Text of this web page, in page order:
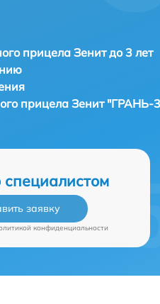
прицела Зенит до 3 лет
прицелаЗенит "ГРАНЬ-
специалистом
заявку
конфиденциальности